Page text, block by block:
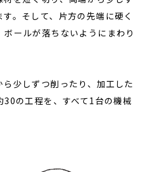
。そして、片方の先端に硬く
ールが落ちないようにまわり
少しずつ削ったり、加工した
の工程を、すべて1台の機械